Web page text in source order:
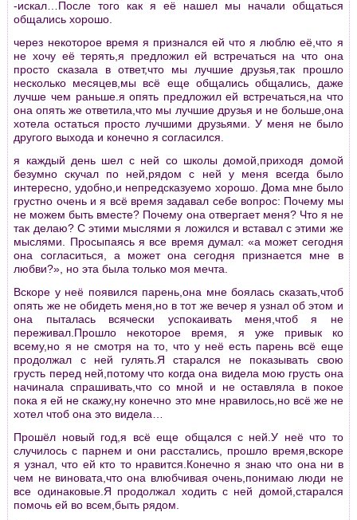
-искал…После того как я её нашел мы начали общаться
общались хорошо.
через некоторое время я признался ей что я люблю её,что я
не хочу её терять,я предложил ей встречаться на что она
просто сказала в ответ,что мы лучшие друзья,так прошло
несколько месяцев,мы всё еще общались общались, даже
лучше чем раньше.я опять предложил ей встречаться,на что
она опять же ответила,что мы лучшие друзья и не больше,она
хотела остаться просто лучшими друзьями. У меня не было
другого выхода и конечно я согласился.
я каждый день шел с ней со школы домой,приходя домой
безумно скучал по ней,рядом с ней у меня всегда было
интересно, удобно,и непредсказуемо хорошо. Дома мне было
грустно очень и я всё время задавал себе вопрос: Почему мы
не можем быть вместе? Почему она отвергает меня? Что я не
так делаю? С этими мыслями я ложился и вставал с этими же
мыслями. Просыпаясь я все время думал: «а может сегодня
она согласиться, а может она сегодня признается мне в
любви?», но эта была только моя мечта.
Вскоре у неё появился парень,она мне боялась сказать,чтоб
опять же не обидеть меня,но в тот же вечер я узнал об этом и
она пыталась всячески успокаивать меня,чтоб я не
переживал.Прошло некоторое время, я уже привык ко
всему,но я не смотря на то, что у неё есть парень всё еще
продолжал с ней гулять.Я старался не показывать свою
грусть перед ней,потому что когда она видела мою грусть она
начинала спрашивать,что со мной и не оставляла в покое
пока я ей не скажу,ну конечно это мне нравилось,но всё же не
хотел чтоб она это видела…
Прошёл новый год,я всё еще общался с ней.У неё что то
случилось с парнем и они расстались, прошло время,вскоре
я узнал, что ей кто то нравится.Конечно я знаю что она ни в
чем не виновата,что она влюбчивая очень,понимаю люди не
все одинаковые.Я продолжал ходить с ней домой,старался
помочь ей во всем,быть рядом.